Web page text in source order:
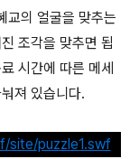
교의 얼굴을 맞추는
조각을 맞추면 됩
시간에 따른 메세
져 있습니다.
site/puzzle1.swf